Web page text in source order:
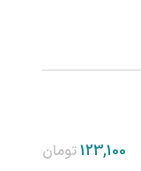
تومان